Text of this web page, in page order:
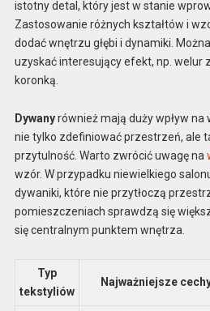
istotny detal, który jest w stanie
Zastosowanie różnych kształtów i
dodać wnętrzu głębi i dynamiki.
uzyskać interesujący efekt, np. welur
koronką.
Dywanyrównież mają duży wpływ na
nie tylko zdefiniować przestrzeń, ale
przytulność. Warto zwrócić uwagę na
wzór. W przypadku niewielkiego
dywaniki, które nie przytłoczą
pomieszczeniach sprawdzą się
się centralnym punktem wnętrza.
Typ
tekstyliów
Najważniejsze